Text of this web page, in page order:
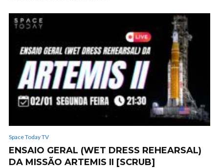
Space Today TV
ENSAIO GERAL (WET DRESS REHEARSAL)
DA MISSÃO ARTEMIS II [SCRUB]